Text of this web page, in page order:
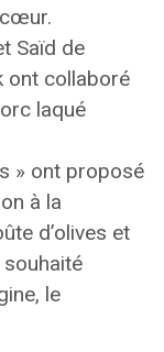
Saïd de
ont collaboré
laqué
» ont proposé
à la
d’olives et
le